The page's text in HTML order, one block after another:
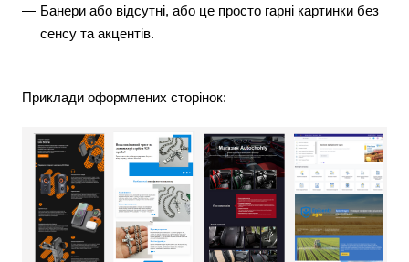
Банери або відсутні, або це просто гарні картинки без
сенсу та акцентів.
Приклади оформлених сторінок: